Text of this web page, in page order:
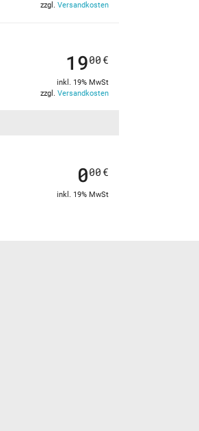
zzgl. Versandkosten
1900 €
inkl. 19% MwSt
zzgl. Versandkosten
000 €
inkl. 19% MwSt